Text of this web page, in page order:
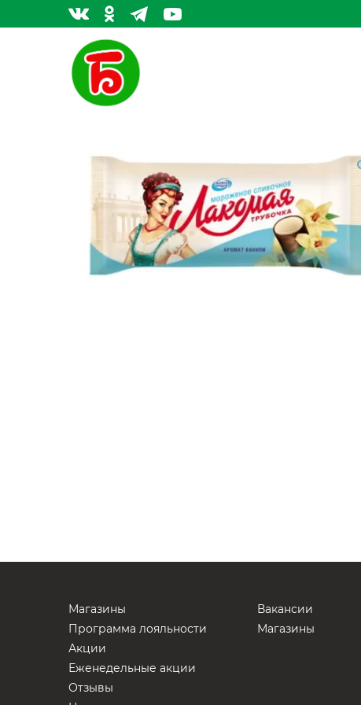
Магазины
Программа лояльности
Акции
Еженедельные акции
Отзывы
Вакансии
Магазины